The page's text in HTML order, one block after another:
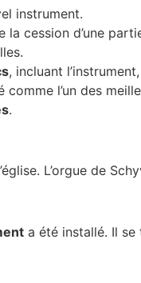
instrument.
cession d’une
, incluant
comme l’un des
.
L’orgue de
a été installé. Il